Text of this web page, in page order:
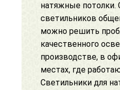
натяжные
светильников
можно решить
качественного
производстве, в
местах, где
Светильники для